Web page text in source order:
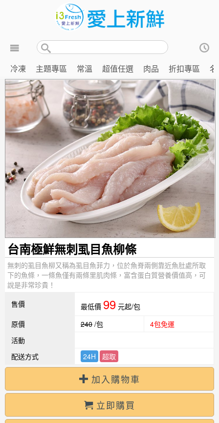
冷凍 主題專區 常溫 超值任選 肉品 折扣專區
台南極鮮無刺虱目魚柳條
無刺的虱目魚柳又稱為虱目魚菲力，位於魚脊兩側靠近魚肚處所取
下的魚條，一條魚僅有兩條里肌肉條，富含蛋白質營養價值高，可
說是非常珍貴！
售價
最低價 99 元起/包
原價
240 /包
4包免運
活動
配送方式
24H 超取
加入購物車
立即購買